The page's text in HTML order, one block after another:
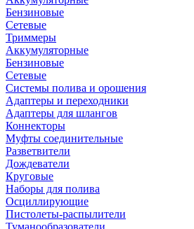
Бензиновые
Сетевые
Триммеры
Аккумуляторные
Бензиновые
Сетевые
Системы полива и орошения
Адаптеры и переходники
Адаптеры для шлангов
Коннекторы
Муфты соединительные
Разветвители
Дождеватели
Круговые
Наборы для полива
Осциллирующие
Пистолеты-распылители
Туманообразователи